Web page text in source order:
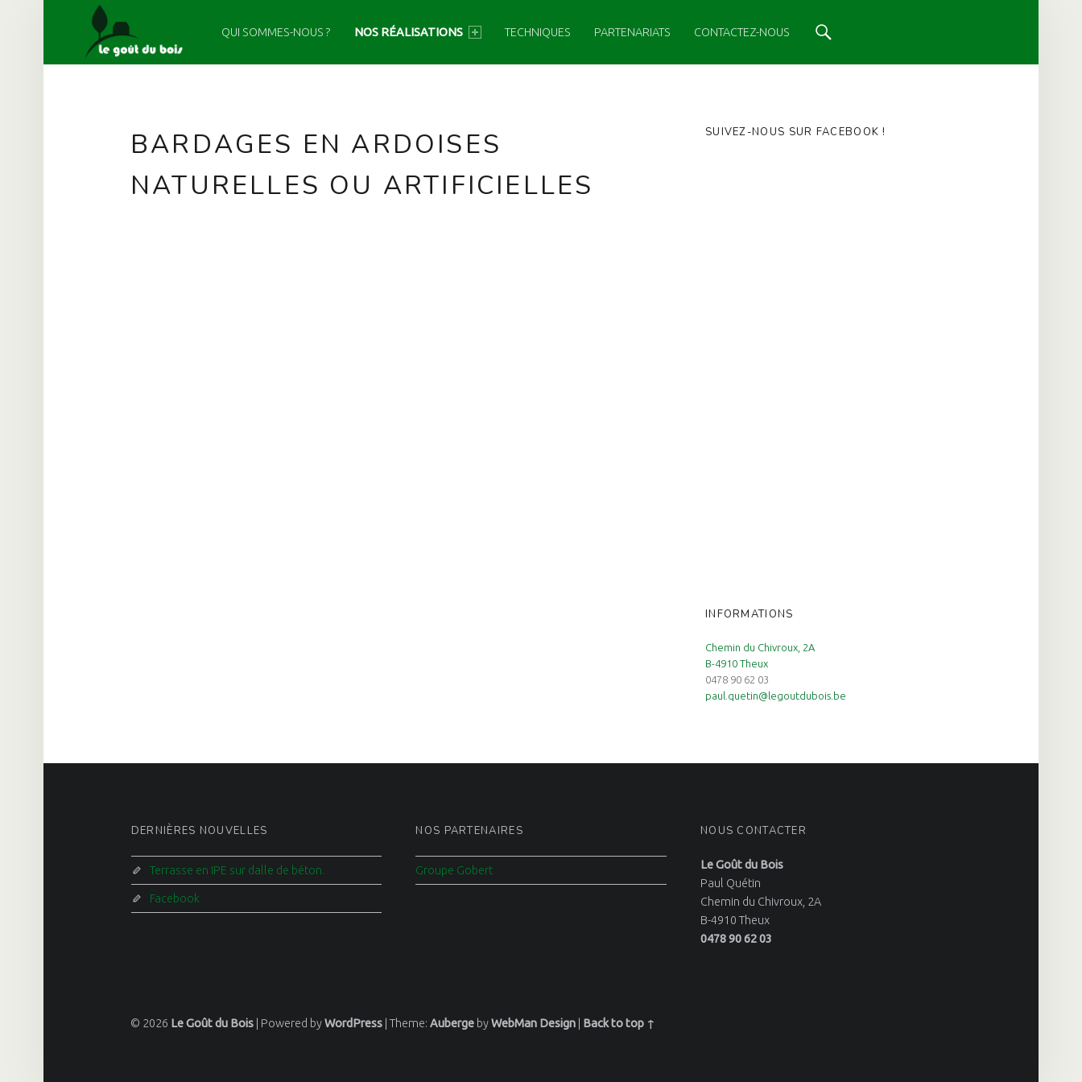
BARDAGES EN ARDOISES NATURELLES OU ARTIFICIELLES – LE GOÛT DU BOIS QUI SOMMES-NOUS ? NOS RÉALISATIONS TECHNIQUES PARTENARIATS CONTACTEZ-NOUS
BARDAGES EN ARDOISES
NATURELLES OU ARTIFICIELLES
SIDEBAR
SUIVEZ-NOUS SUR FACEBOOK !
INFORMATIONS
Chemin du Chivroux, 2A
B-4910 Theux
0478 90 62 03
paul.quetin@legoutdubois.be
DERNIÈRES NOUVELLES
Terrasse en IPE sur dalle de béton.
Facebook
NOS PARTENAIRES
Groupe Gobert
NOUS CONTACTER
Le Goût du Bois
Paul Quétin
Chemin du Chivroux, 2A
B-4910 Theux
0478 90 62 03
© 2026 Le Goût du Bois Powered byWordPress |Theme: Auberge byWebMan Design Back to top ↑